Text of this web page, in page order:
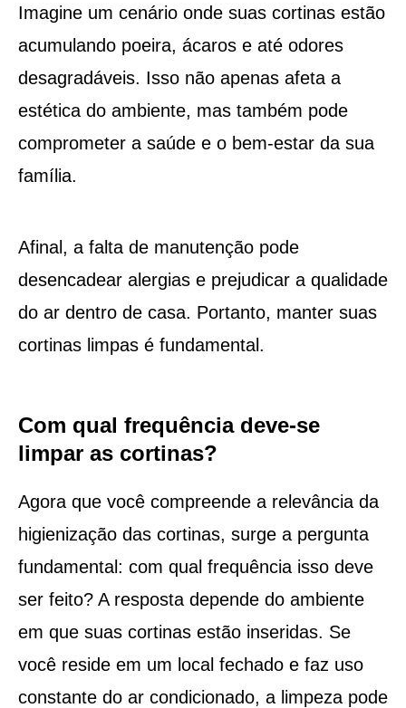
Imagine um cenário onde suas cortinas estão
acumulando poeira, ácaros e até odores
desagradáveis. Isso não apenas afeta a
estética do ambiente, mas também pode
comprometer a saúde e o bem-estar da sua
família.
Afinal, a falta de manutenção pode
desencadear alergias e prejudicar a qualidade
do ar dentro de casa. Portanto, manter suas
cortinas limpas é fundamental.
Com qual frequência deve-se
limpar as cortinas?
Agora que você compreende a relevância da
higienização das cortinas, surge a pergunta
fundamental: com qual frequência isso deve
ser feito? A resposta depende do ambiente
em que suas cortinas estão inseridas. Se
você reside em um local fechado e faz uso
constante do ar condicionado, a limpeza pode